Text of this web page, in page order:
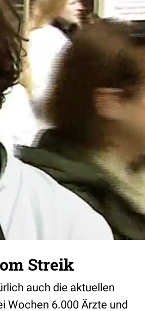
Streik
auch die aktuellen
Wochen 6.000 Ärzte und